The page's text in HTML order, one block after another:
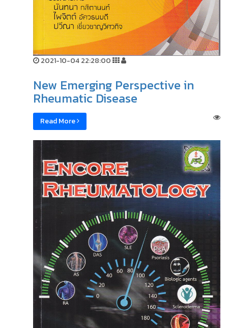
2021-10-04 22:28:00
New Emerging Perspective in
Rheumatic Disease
Read More